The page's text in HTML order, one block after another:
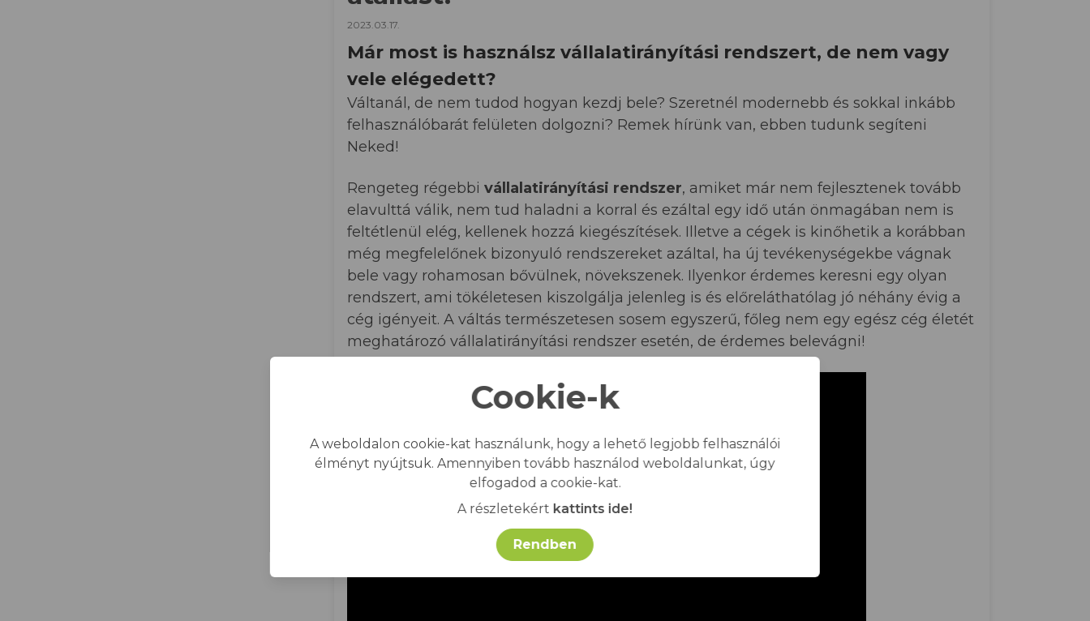
2023.03.17.
Már most is használsz vállalatirányítási rendszert, de nem vagy
vele elégedett?
Váltanál, de nem tudod hogyan kezdj bele? Szeretnél modernebb és sokkal inkább
felhasználóbarát felületen dolgozni? Remek hírünk van, ebben tudunk segíteni
Neked!
Rengeteg régebbi vállalatirányítási rendszer, amiket már nem fejlesztenek tovább
elavulttá válik, nem tud haladni a korral és ezáltal egy idő után önmagában nem is
feltétlenül elég, kellenek hozzá kiegészítések. Illetve a cégek is kinőhetik a korábban
még megfelelőnek bizonyuló rendszereket azáltal, ha új tevékenységekbe vágnak
bele vagy rohamosan bővülnek, növekszenek. Ilyenkor érdemes keresni egy olyan
rendszert, ami tökéletesen kiszolgálja jelenleg is és előreláthatólag jó néhány évig a
cég igényeit. A váltás természetesen sosem egyszerű, főleg nem egy egész cég életét
meghatározó vállalatirányítási rendszer esetén, de érdemes belevágni!
Cookie-k
A weboldalon cookie-kat használunk, hogy a lehető legjobb felhasználói
élményt nyújtsuk. Amennyiben tovább használod weboldalunkat, úgy
elfogadod a cookie-kat.
A részletekért kattints ide!
Rendben